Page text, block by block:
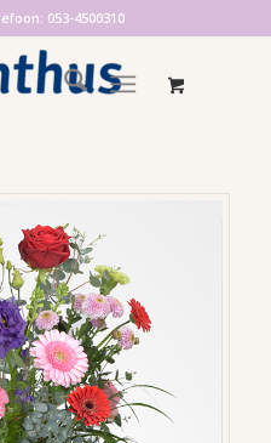
053-4500310